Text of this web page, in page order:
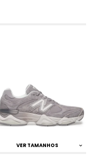
VER TAMANHOS